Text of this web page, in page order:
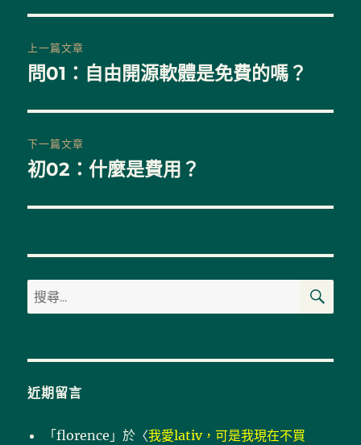
章
覽
上一篇文章
上
篇
文
章:
問01：自由開源軟體是免費的嗎？
下一篇文章
下
篇
章:
初02：什麼是費用？
搜
尋
鍵
搜
近期留言
「florence 」於〈我愛lativ，可是我現在不買